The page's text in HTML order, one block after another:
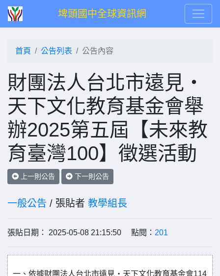
埤頭國中全球資訊網
首頁 公告列表 公告內容
財團法人台北市遠見‧
天下文化教育基金會舉
辦2025第五屆【未來教
育臺灣100】徵選活動
上一則公告 下一則公告
一般公告 / 張貼者 教學組長
張貼日期： 2025-05-08 21:15:50 點閱： 201
一、依據財團法人台北市遠見‧天下文化教育基金會114